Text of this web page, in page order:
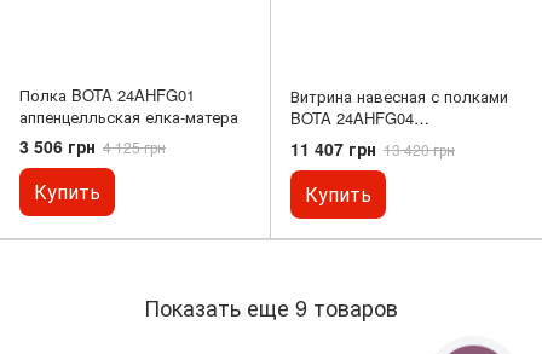
Полка BOTA 24AHFG01
аппенцелльская елка-матера
3 506 грн 4 125 грн
Купить
Витрина навесная с полками
BOTA 24AHFG04
аппенцелльская елка-матера
11 407 грн 13 420 грн
Купить
Показать еще 9 товаров